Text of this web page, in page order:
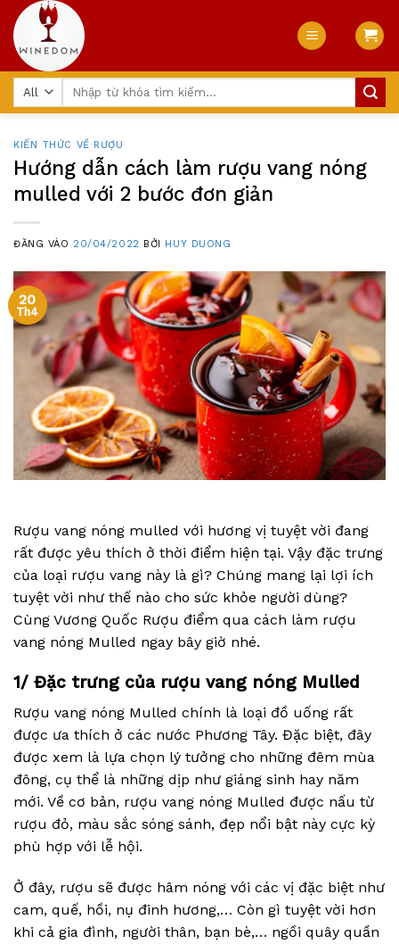
Skip
content
KIẾN THỨC VỀ RƯỢU
Hướng dẫn cách làm rượu vang nóng
mulled với 2 bước đơn giản
ĐĂNG VÀO 20/04/2022 BỞI HUY DUONG
20
Th4
Rượu vang nóng mulled với hương vị tuyệt vời đang
rất được yêu thích ở thời điểm hiện tại. Vậy đặc trưng
của loại rượu vang này là gì? Chúng mang lại lợi ích
tuyệt vời như thế nào cho sức khỏe người dùng?
Cùng Vương Quốc Rượu điểm qua cách làm rượu
vang nóng Mulled ngay bây giờ nhé.
1/ Đặc trưng của rượu vang nóng Mulled
Rượu vang nóng Mulled chính là loại đồ uống rất
được ưa thích ở các nước Phương Tây. Đặc biệt, đây
được xem là lựa chọn lý tưởng cho những đêm mùa
đông, cụ thể là những dịp như giáng sinh hay năm
mới. Về cơ bản, rượu vang nóng Mulled được nấu từ
rượu đỏ, màu sắc sóng sánh, đẹp nổi bật này cực kỳ
phù hợp với lễ hội.
Ở đây, rượu sẽ được hâm nóng với các vị đặc biệt như
cam, quế, hồi, nụ đinh hương,… Còn gì tuyệt vời hơn
khi cả gia đình, người thân, bạn bè,… ngồi quây quần